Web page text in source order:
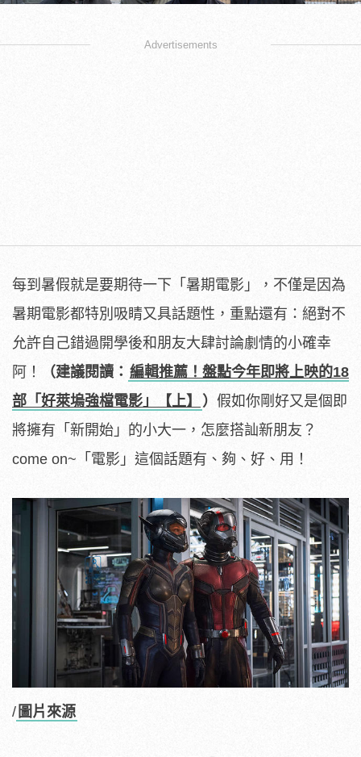
Advertisements
每到暑假就是要期待一下「暑期電影」，不僅是因為
暑期電影都特別吸睛又具話題性，重點還有：絕對不
允許自己錯過開學後和朋友大肆討論劇情的小確幸
阿！
（建議閱讀： 編輯推薦！盤點今年即將上映的18
部「好萊塢強檔電影」【上】
） 假如你剛好又是個即
將擁有「新開始」的小大一，怎麼搭訕新朋友？
come on~「電影」這個話題有、夠、好、用！
/ 圖片來源